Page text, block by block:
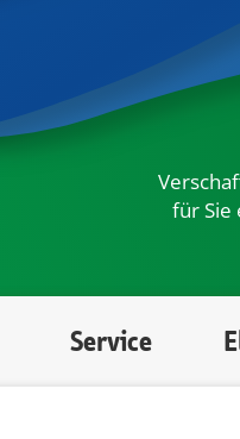
für Sie
Service